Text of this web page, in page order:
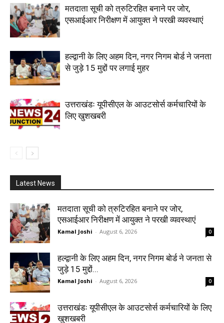
मतदाता सूची को त्रुटिरहित बनाने पर जोर,
एसआईआर निरीक्षण में आयुक्त ने परखी व्यवस्थाएं
हल्द्वानी के लिए अहम दिन, नगर निगम बोर्ड ने जनता
से जुड़े 15 मुद्दों पर लगाई मुहर
उत्तराखंडः यूपीसीएल के आउटसोर्स कर्मचारियों के
लिए खुशखबरी
Latest News
मतदाता सूची को त्रुटिरहित बनाने पर जोर,
एसआईआर निरीक्षण में आयुक्त ने परखी व्यवस्थाएं
Kamal Joshi - August 6, 2026 0
हल्द्वानी के लिए अहम दिन, नगर निगम बोर्ड ने जनता से
जुड़े 15 मुद्दों...
Kamal Joshi - August 6, 2026 0
उत्तराखंडः यूपीसीएल के आउटसोर्स कर्मचारियों के लिए
खुशखबरी